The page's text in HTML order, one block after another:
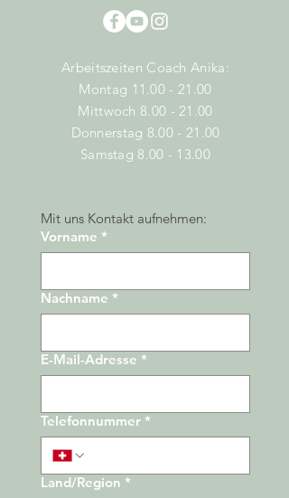
Arbeitszeiten Coach Anika:
Montag 11.00 - 21.00
Mittwoch 8.00 - 21.00
Donnerstag 8.00 - 21.00
Samstag 8.00 - 13.00
Mit uns Kontakt aufnehmen:
Vorname *
Nachname *
E-Mail-Adresse *
Telefonnummer *
Adresse
Land/Region *